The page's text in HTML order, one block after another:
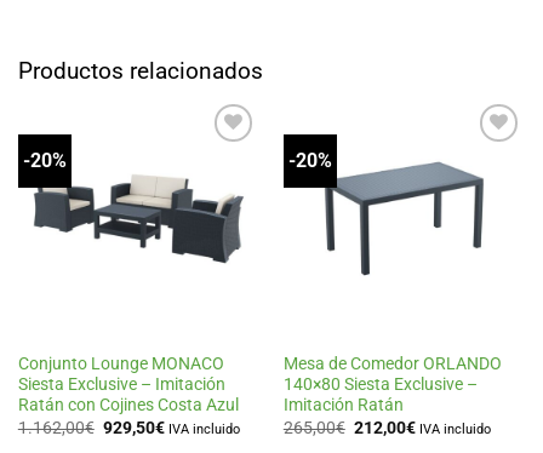
Productos relacionados
-20%
lista
de
deseos
Conjunto Lounge MONACO
Siesta Exclusive – Imitación
Ratán con Cojines Costa Azul
1.162,00€ El
precio
929,50€ElIVA incluido
-20%
a la
lista
de
deseos
Mesa de Comedor ORLANDO
140×80 Siesta Exclusive –
Imitación Ratán
265,00€ El
precio
212,00€ElIVA incluido